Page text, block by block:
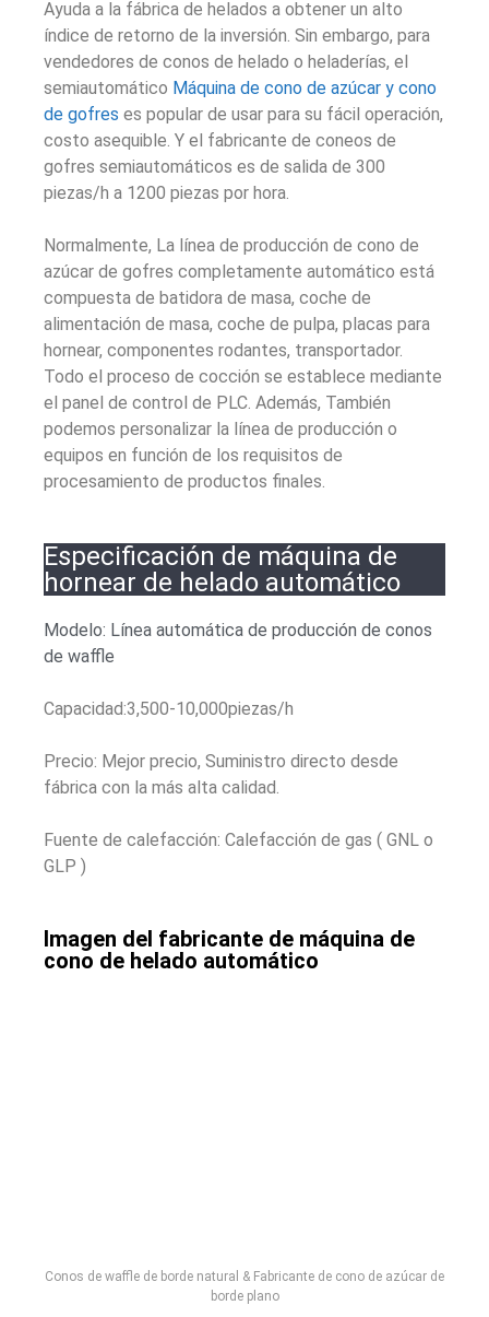
Ayuda a la fábrica de helados a obtener un alto
índice de retorno de la inversión. Sin embargo, para
vendedores de conos de helado o heladerías, el
semiautomático Máquina de cono de azúcar y cono
de gofres es popular de usar para su fácil operación,
costo asequible. Y el fabricante de coneos de
gofres semiautomáticos es de salida de 300
piezas/h a 1200 piezas por hora.
Normalmente, La línea de producción de cono de
azúcar de gofres completamente automático está
compuesta de batidora de masa, coche de
alimentación de masa, coche de pulpa, placas para
hornear, componentes rodantes, transportador.
Todo el proceso de cocción se establece mediante
el panel de control de PLC. Además, También
podemos personalizar la línea de producción o
equipos en función de los requisitos de
procesamiento de productos finales.
Especificación de máquina de
hornear de helado automático
Modelo: Línea automática de producción de conos
de waffle
Capacidad:3,500-10,000piezas/h
Precio: Mejor precio, Suministro directo desde
fábrica con la más alta calidad.
Fuente de calefacción: Calefacción de gas ( GNL o
GLP )
Imagen del fabricante de máquina de
cono de helado automático
Conos de waffle de borde natural & Fabricante de cono de azúcar de
borde plano